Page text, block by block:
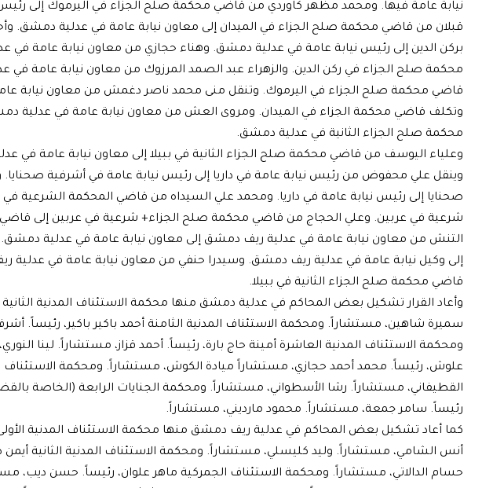
نيابة عامة فيها. ومحمد مظهر كاوردي من قاضي محكمة صلح الجزاء في اليرموك إلى
قبلان من قاضي محكمة صلح الجزاء في الميدان إلى معاون نيابة عامة في عدلية دمشق.
بركن الدين إلى رئيس نيابة عامة في عدلية دمشق. وهناء حجازي من معاون نيابة عامة
محكمة صلح الجزاء في ركن الدين. والزهراء عبد الصمد المرزوك من معاون نيابة عامة
قاضي محكمة صلح الجزاء في اليرموك. وتنقل منى محمد ناصر دغمش من معاون نيابة
وتكلف قاضي محكمة الجزاء في الميدان. ومروى العش من معاون نيابة عامة في
محكمة صلح الجزاء الثانية في عدلية دمشق.
وعلياء اليوسف من قاضي محكمة صلح الجزاء الثانية في ببيلا إلى معاون نيابة عامة في
وينقل علي محفوض من رئيس نيابة عامة في داريا إلى رئيس نيابة عامة في أشرفية
صحنايا إلى رئيس نيابة عامة في داريا. ومحمد علي السيداه من قاضي المحكمة الشرعية
شرعية في عربين. وعلي الحجاج من قاضي محكمة صلح الجزاء+ شرعية في عربين إلى قاضي
التنش من معاون نيابة عامة في عدلية ريف دمشق إلى معاون نيابة عامة في عدلية
إلى وكيل نيابة عامة في عدلية ريف دمشق. وسيدرا حنفي من معاون نيابة عامة في
قاضي محكمة صلح الجزاء الثانية في ببيلا.
وأعاد القرار تشكيل بعض المحاكم في عدلية دمشق منها محكمة الاستئناف المدنية الثانية
سميرة شاهين، مستشاراً. ومحكمة الاستئناف المدنية الثامنة أحمد باكير باكير،
ومحكمة الاستئناف المدنية العاشرة أمينة حاج بارة، رئيساً. أحمد قزاز، مستشاراً. لينا
علوش، رئيساً. محمد أحمد حجازي، مستشاراً ميادة الكوش، مستشاراً. ومحكمة الاستئناف
القطيفاني، مستشاراً. رشا الأسطواني، مستشاراً. ومحكمة الجنايات الرابعة (الخاصة
رئيساً. سامر جمعة، مستشاراً. محمود مارديني، مستشاراً.
كما أعاد تشكيل بعض المحاكم في عدلية ريف دمشق منها محكمة الاستئناف المدنية
أنس الشامي، مستشاراً. وليد كليسلي، مستشاراً. ومحكمة الاستئناف المدنية الثانية أيمن
حسام الدالاتي، مستشاراً. ومحكمة الاستئناف الجمركية ماهر علوان، رئيساً. حسن ديب،